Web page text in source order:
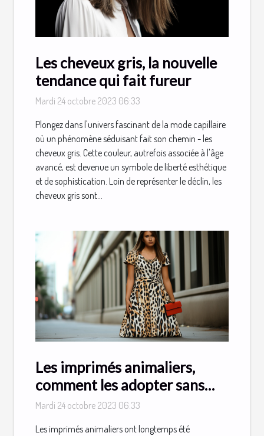
Les cheveux gris, la nouvelle
tendance qui fait fureur
Mardi 24 octobre 2023 06:33
Plongez dans l'univers fascinant de la mode capillaire
où un phénomène séduisant fait son chemin - les
cheveux gris. Cette couleur, autrefois associée à l'âge
avancé, est devenue un symbole de liberté esthétique
et de sophistication. Loin de représenter le déclin, les
cheveux gris sont...
Les imprimés animaliers,
comment les adopter sans
faux-pas
Mardi 24 octobre 2023 06:33
Les imprimés animaliers ont longtemps été